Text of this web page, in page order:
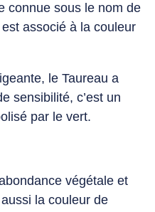
connue sous le nom de
associé à la couleur
le Taureau a
sensibilité, c’est un
par le vert.
végétale et
la couleur de